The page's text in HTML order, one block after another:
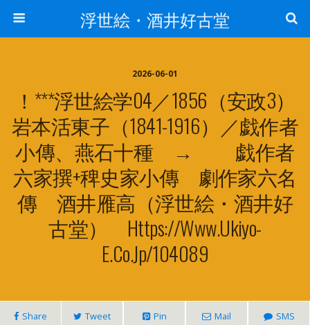
浮世絵・酒井好古堂
2026-06-01
！***浮世絵学04／1856（安政3）
岩本活東子（1841-1916）／戯作者
小傳、燕石十種 → 戯作者
六家撰+稗史家小傳 劇作家六名
傳 酒井雁高（浮世絵・酒井好
古堂） Https://www.ukiyo-
E.co.jp/104089
Share Tweet Pin Mail SMS